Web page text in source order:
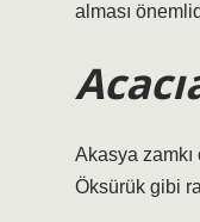
alması
Akasya zamkı
Öksürük gibi